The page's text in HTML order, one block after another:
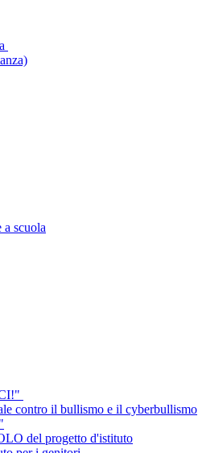
scuola
contro il bullismo e il cyberbullismo
del progetto d'istituto